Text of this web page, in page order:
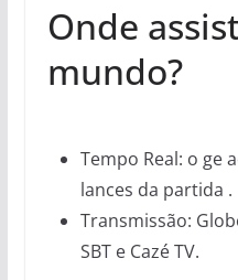
Onde
mundo?
Tempo Real: o ge
lances da partida .
Transmissão:
SBT e Cazé TV.